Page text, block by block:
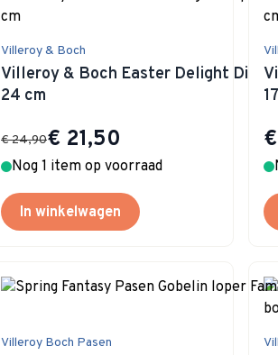
Villeroy & Boch
Villeroy & Boch Easter Delight Diep
24 cm
Special Price
€ 21,50
€ 24,90
Nog 1 item op voorraad
In winkelwagen
Villeroy Boch Pasen